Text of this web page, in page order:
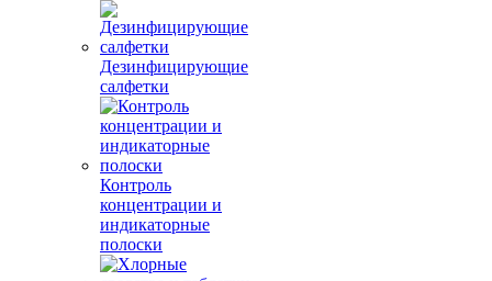
Дезинфицирующие
салфетки
Контроль
концентрации и
индикаторные
полоски